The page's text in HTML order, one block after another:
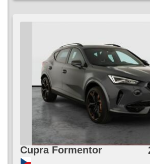
Cupra Formentor